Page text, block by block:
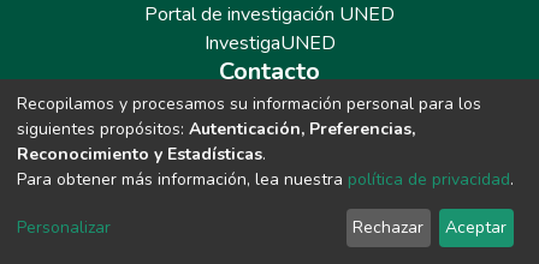
Portal de investigación UNED
InvestigaUNED
Contacto
Teléfono: 913986562 / 6643 / 6633 / 8766
Correo: repositoriobiblioteca@adm.uned.es
Recopilamos y procesamos su información personal para los
siguientes propósitos: Autenticación, Preferencias,
Reconocimiento y Estadísticas.
Para obtener más información, lea nuestra política de privacidad.
Personalizar Rechazar Aceptar